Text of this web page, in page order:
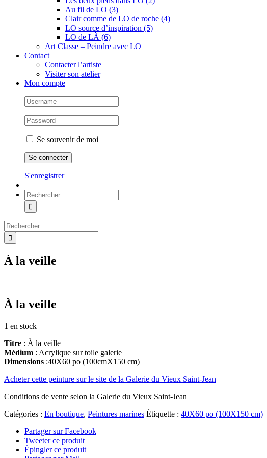
Au fil de LO (3)
Clair comme de LO de roche (4)
LO source d’inspiration (5)
LO de LÀ (6)
Art Classe – Peindre avec LO
Contact
Contacter l’artiste
Visiter son atelier
Mon compte
Se souvenir de moi
S'enregistrer
Rechercher:
Rechercher:
À la veille
À la veille
1 en stock
Titre : À la veille
Médium : Acrylique sur toile galerie
Dimensions :40X60 po (100cmX150 cm)
Acheter cette peinture sur le site de la Galerie du Vieux Saint-Jean
Conditions de vente selon la Galerie du Vieux Saint-Jean
Catégories : En boutique, Peintures marines Étiquette : 40X60 po (100X150 cm)
Partager sur Facebook
Tweeter ce produit
Épingler ce produit